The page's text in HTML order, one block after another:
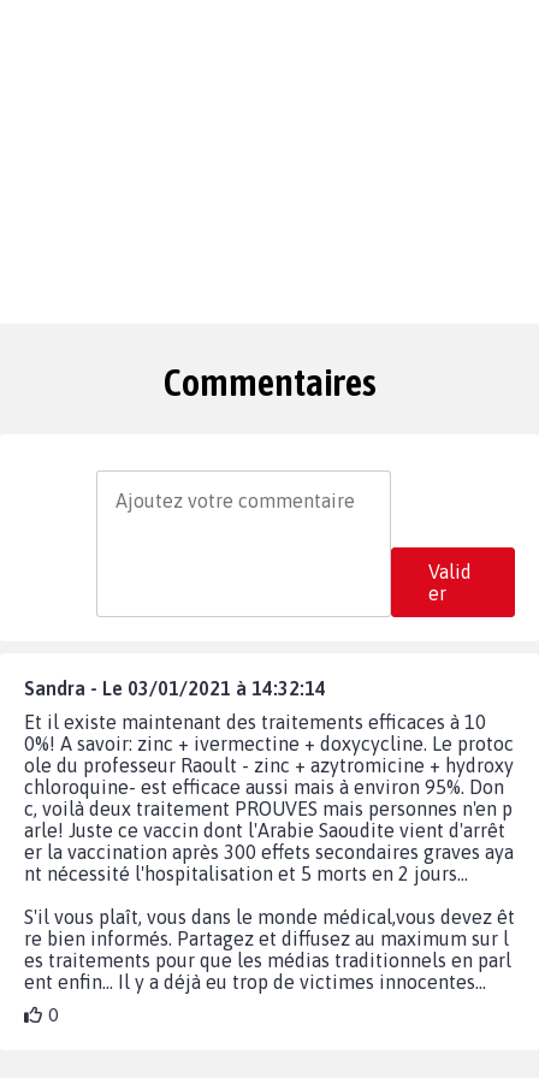
Commentaires
Valid
er
Sandra - Le 03/01/2021 à 14:32:14
Et il existe maintenant des traitements efficaces à 10
0%! A savoir: zinc + ivermectine + doxycycline. Le protoc
ole du professeur Raoult - zinc + azytromicine + hydroxy
chloroquine- est efficace aussi mais à environ 95%. Don
c, voilà deux traitement PROUVES mais personnes n'en p
arle! Juste ce vaccin dont l'Arabie Saoudite vient d'arrêt
er la vaccination après 300 effets secondaires graves aya
nt nécessité l'hospitalisation et 5 morts en 2 jours...
S'il vous plaît, vous dans le monde médical,vous devez êt
re bien informés. Partagez et diffusez au maximum sur l
es traitements pour que les médias traditionnels en parl
ent enfin... Il y a déjà eu trop de victimes innocentes...
0